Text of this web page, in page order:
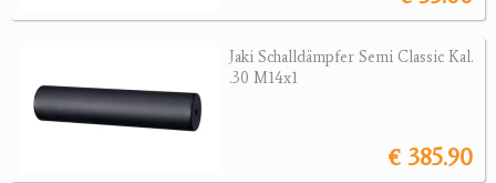
Bücher, Videos
Jaki Schalldämpfer Semi Classic Kal.
.30 M14x1
€ 385.90